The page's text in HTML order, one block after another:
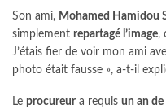
Son ami, Mohamed Hamidou
simplement repartagé l’image,
J’étais fier de voir mon ami
photo était fausse », a-t-il
Le procureur a requis un an